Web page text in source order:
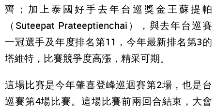
齊；加上泰國好手去年台巡獎金王蘇提帕
（Suteepat Prateeptienchai），與去年台巡賽
一冠選手及年度排名第11，今年最新排名第3的
塔維特，比賽競爭度高漲，精采可期。
這場比賽是今年肇喜登峰巡迴賽第2場，也是台
巡賽第4場比賽。這場比賽前兩回合結束，大會